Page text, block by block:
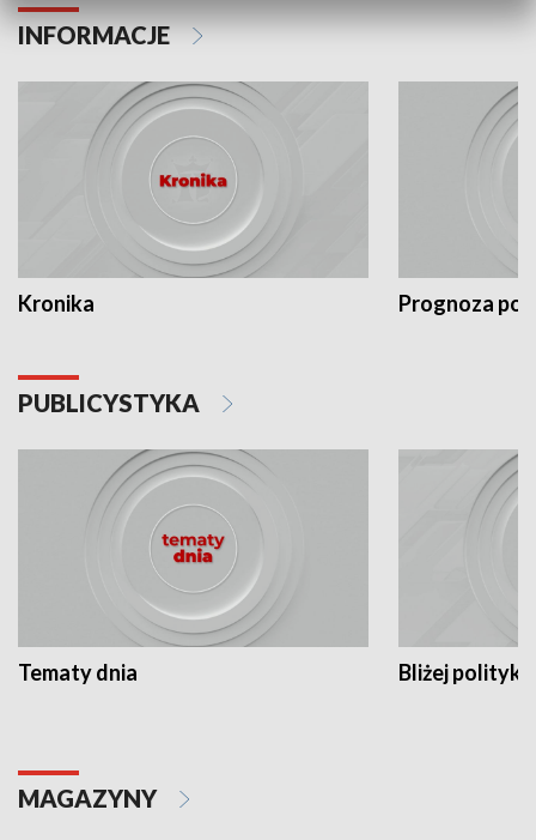
INFORMACJE
Kronika Prognoza
PUBLICYSTYKA
Tematy dnia Bliżej polityki
MAGAZYNY